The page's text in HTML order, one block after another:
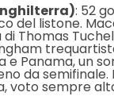
: 52
del listone.
di Thomas
e Panama, un
da
voto sempre